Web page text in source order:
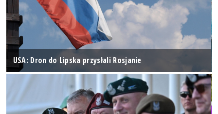
USA: Dron do Lipska przysłali Rosjanie